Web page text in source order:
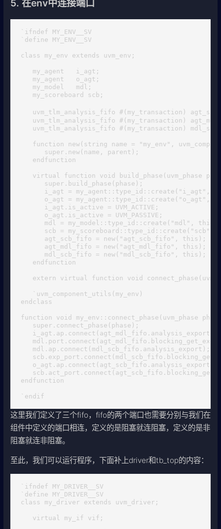
5. 在env中连接端口
`ifndef MY_ENV__SV
`define MY_ENV__SV
class my_env extends uvm_env;
   my_agent   i_agt;
   my_agent   o_agt;
   my_model   mdl;
   my_scoreboard scb;
uvm_tlm_analysis_fifo #(my_transaction)
uvm_tlm_analysis_fifo #(my_transaction)
uvm_tlm_analysis_fifo #(my_transaction)
function new(string name = "my_env",
      super.new(name, parent);
   endfunction
virtual function void build_phase(uvm_phase
      super.build_phase(phase);
i_agt = my_agent::type_id::create("i_agt",
o_agt = my_agent::type_id::create("o_agt",
      i_agt.is_active = UVM_ACTIVE;
      o_agt.is_active = UVM_PASSIVE;
mdl = my_model::type_id::create("mdl",
scb = my_scoreboard::type_id::create("scb",
      agt_scb_fifo = new("agt_scb_fifo", this);
      agt_mdl_fifo = new("agt_mdl_fifo", this);
      mdl_scb_fifo = new("mdl_scb_fifo", this);
   endfunction
extern virtual function void
   `uvm_component_utils(my_env)
endclass
function void my_env::connect_phase(uvm_phase
   super.connect_phase(phase);
   i_agt.ap.connect(agt_mdl_fifo.analysis_export);
   mdl.ap.connect(mdl_scb_fifo.analysis_export);
   o_agt.ap.connect(agt_scb_fifo.analysis_export);
endfunction
`endif
这里我们定义了三个fifo，fifo的两个端口也需要分别与我们在
组件中定义的端口相连，定义的是阻塞就连阻塞，定义的是非
阻塞就连非阻塞。
至此，我们可以运行程序，下面补上driver和tb_top的内容：
`ifndef MY_DRIVER__SV
`define MY_DRIVER__SV
class my_driver extends uvm_driver;
   virtual my_if vif;